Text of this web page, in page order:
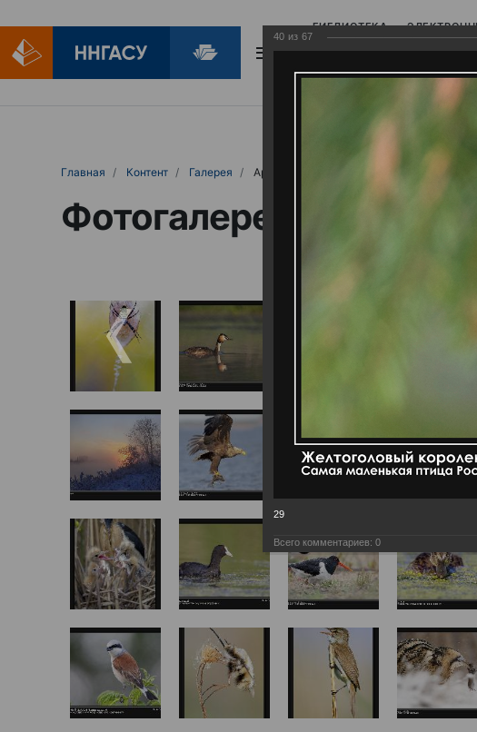
БИБЛИОТЕКА
БИБЛИОПОМОЩЬ
Главная Контент Галерея Артемовские луга – жемчужина Нижегородского Поволжья
Фотогалерея
40 из 67
29
Всего комментариев: 0